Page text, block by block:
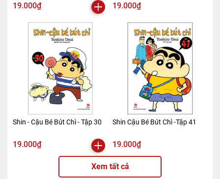
19.000₫ 19.000₫
Shin - Cậu Bé Bút Chì - Tập 30
19.000₫
Shin Cậu Bé Bút Chì -Tập 41
19.000₫
Xem tất cả